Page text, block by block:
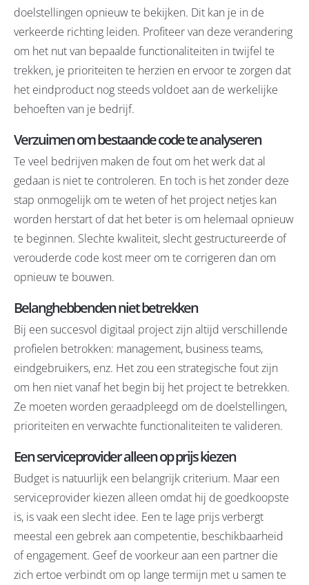
doelstellingen opnieuw te bekijken. Dit kan je in de
verkeerde richting leiden. Profiteer van deze verandering
om het nut van bepaalde functionaliteiten in twijfel te
trekken, je prioriteiten te herzien en ervoor te zorgen dat
het eindproduct nog steeds voldoet aan de werkelijke
behoeften van je bedrijf.
Verzuimen om bestaande code te analyseren
Te veel bedrijven maken de fout om het werk dat al
gedaan is niet te controleren. En toch is het zonder deze
stap onmogelijk om te weten of het project netjes kan
worden herstart of dat het beter is om helemaal opnieuw
te beginnen. Slechte kwaliteit, slecht gestructureerde of
verouderde code kost meer om te corrigeren dan om
opnieuw te bouwen.
Belanghebbenden niet betrekken
Bij een succesvol digitaal project zijn altijd verschillende
profielen betrokken: management, business teams,
eindgebruikers, enz. Het zou een strategische fout zijn
om hen niet vanaf het begin bij het project te betrekken.
Ze moeten worden geraadpleegd om de doelstellingen,
prioriteiten en verwachte functionaliteiten te valideren.
Een serviceprovider alleen op prijs kiezen
Budget is natuurlijk een belangrijk criterium. Maar een
serviceprovider kiezen alleen omdat hij de goedkoopste
is, is vaak een slecht idee. Een te lage prijs verbergt
meestal een gebrek aan competentie, beschikbaarheid
of engagement. Geef de voorkeur aan een partner die
zich ertoe verbindt om op lange termijn met u samen te